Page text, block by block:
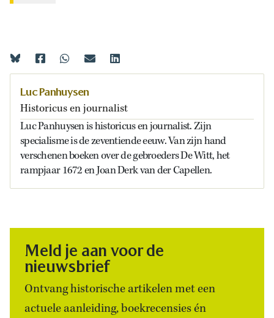
Luc Panhuysen
Historicus en journalist
Luc Panhuysen is historicus en journalist. Zijn
specialisme is de zeventiende eeuw. Van zijn hand
verschenen boeken over de gebroeders De Witt, het
rampjaar 1672 en Joan Derk van der Capellen.
Meld je aan voor de
nieuwsbrief
Ontvang historische artikelen met een
actuele aanleiding, boekrecensies én